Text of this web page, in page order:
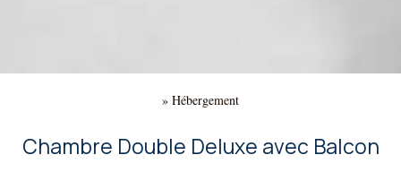
» Hébergement
Chambre Double Deluxe avec Balcon